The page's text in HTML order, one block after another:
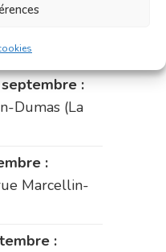
Jacques)
:
Dumas (La
:
Marcellin-
: